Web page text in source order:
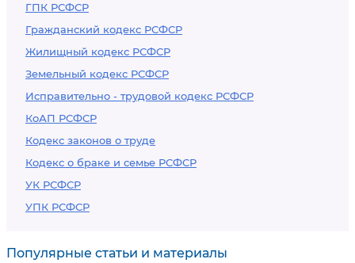
ГПК РСФСР
Гражданский кодекс РСФСР
Жилищный кодекс РСФСР
Земельный кодекс РСФСР
Исправительно - трудовой кодекс РСФСР
КоАП РСФСР
Кодекс законов о труде
Кодекс о браке и семье РСФСР
УК РСФСР
УПК РСФСР
Популярные статьи и материалы